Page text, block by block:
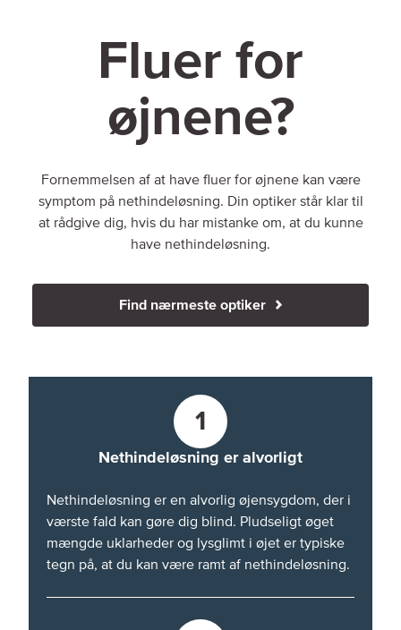
Fluer for
øjnene?
Fornemmelsen af at have fluer for øjnene kan være
symptom på nethindeløsning. Din optiker står klar til
at rådgive dig, hvis du har mistanke om, at du kunne
have nethindeløsning.
Find nærmeste optiker
1
Nethindeløsning er alvorligt
Nethindeløsning er en alvorlig øjensygdom, der i
værste fald kan gøre dig blind. Pludseligt øget
mængde uklarheder og lysglimt i øjet er typiske
tegn på, at du kan være ramt af nethindeløsning.